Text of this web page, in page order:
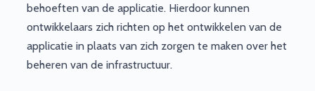
behoeften van de applicatie. Hierdoor kunnen
ontwikkelaars zich richten op het ontwikkelen van de
applicatie in plaats van zich zorgen te maken over het
beheren van de infrastructuur.